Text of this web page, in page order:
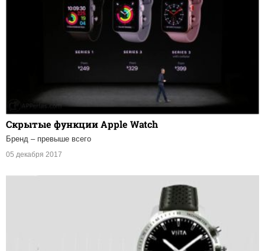
Скрытые функции Apple Watch
Бренд – превыше всего
05 декабря 2017